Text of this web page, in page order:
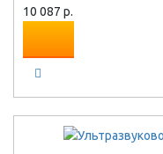
10 087 р.